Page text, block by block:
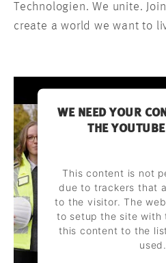
Technologien. We unite.
create a world we want to
WE NEED YOUR
THE
This content is not
due to trackers that
to the visitor. The
to setup the site with
this content to the
used.